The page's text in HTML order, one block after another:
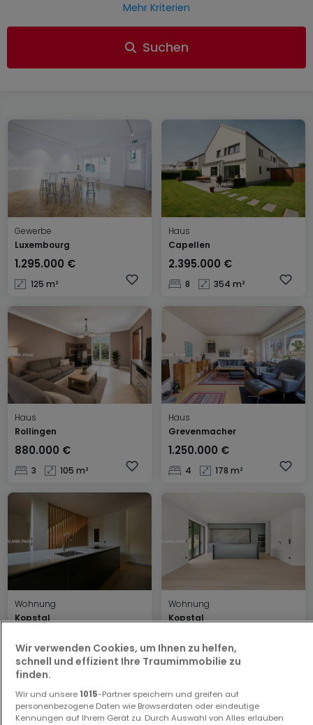
Mehr Kriterien
Suchen
Gewerbe
Luxembourg
1.295.000 €
125 m²
Haus
Capellen
2.395.000 €
8 354 m²
Haus
Rollingen
880.000 €
3 105 m²
Haus
Grevenmacher
1.250.000 €
4 178 m²
Wohnung
Kopstal
3 0 m²
Wohnung
Kopstal
3 0 m²
Wir verwenden Cookies, um Ihnen zu helfen,
schnell und effizient Ihre Traumimmobilie zu
finden.
Wir und unsere 1015-Partner speichern und greifen auf
personenbezogene Daten wie Browserdaten oder eindeutige
Kennungen auf Ihrem Gerät zu. Durch Auswahl von Alles erlauben